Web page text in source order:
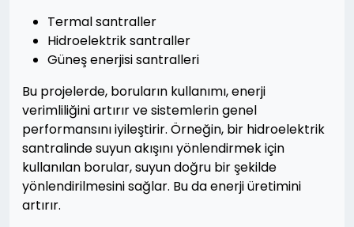
Termal santraller
Hidroelektrik santraller
Güneş enerjisi santralleri
Bu projelerde, boruların kullanımı, enerji
verimliliğini artırır ve sistemlerin genel
performansını iyileştirir. Örneğin, bir hidroelektrik
santralinde suyun akışını yönlendirmek için
kullanılan borular, suyun doğru bir şekilde
yönlendirilmesini sağlar. Bu da enerji üretimini
artırır.